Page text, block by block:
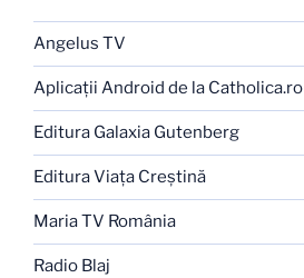
Angelus TV
Aplicaţii Android de la Catholica.ro
Editura Galaxia Gutenberg
Editura Viaţa Creştină
Maria TV România
Radio Blaj